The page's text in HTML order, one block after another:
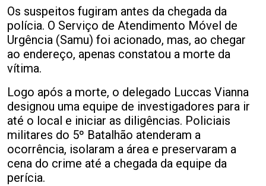
Os suspeitos fugiram antes da chegada da
polícia. O Serviço de Atendimento Móvel de
Urgência (Samu) foi acionado, mas, ao chegar
ao endereço, apenas constatou a morte da
vítima.
Logo após a morte, o delegado Luccas Vianna
designou uma equipe de investigadores para ir
até o local e iniciar as diligências. Policiais
militares do 5º Batalhão atenderam a
ocorrência, isolaram a área e preservaram a
cena do crime até a chegada da equipe da
perícia.